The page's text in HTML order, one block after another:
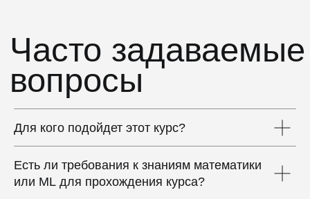
Для кого подойдет этот курс?
Есть ли требования к знаниям математики
или ML для прохождения курса?